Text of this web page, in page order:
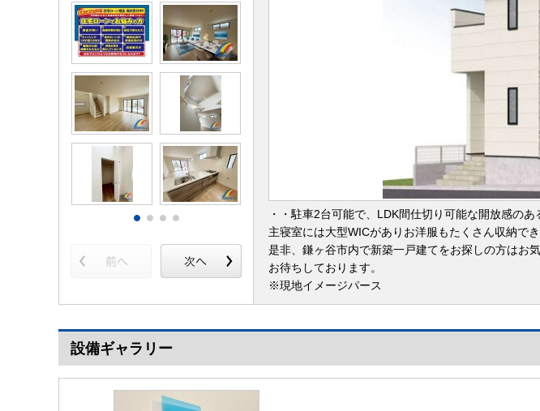
・・駐車2台可能で、LDK間仕切り可能な開放感のあ
主寝室には大型WICがありお洋服もたくさん収納でき
是非、鎌ヶ谷市内で新築一戸建てをお探しの方はお
お待ちしております。
※現地イメージパース
設備ギャラリー